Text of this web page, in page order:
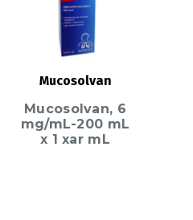
Mucosolvan
Mucosolvan, 6
mg/mL-200 mL
x 1 xar mL